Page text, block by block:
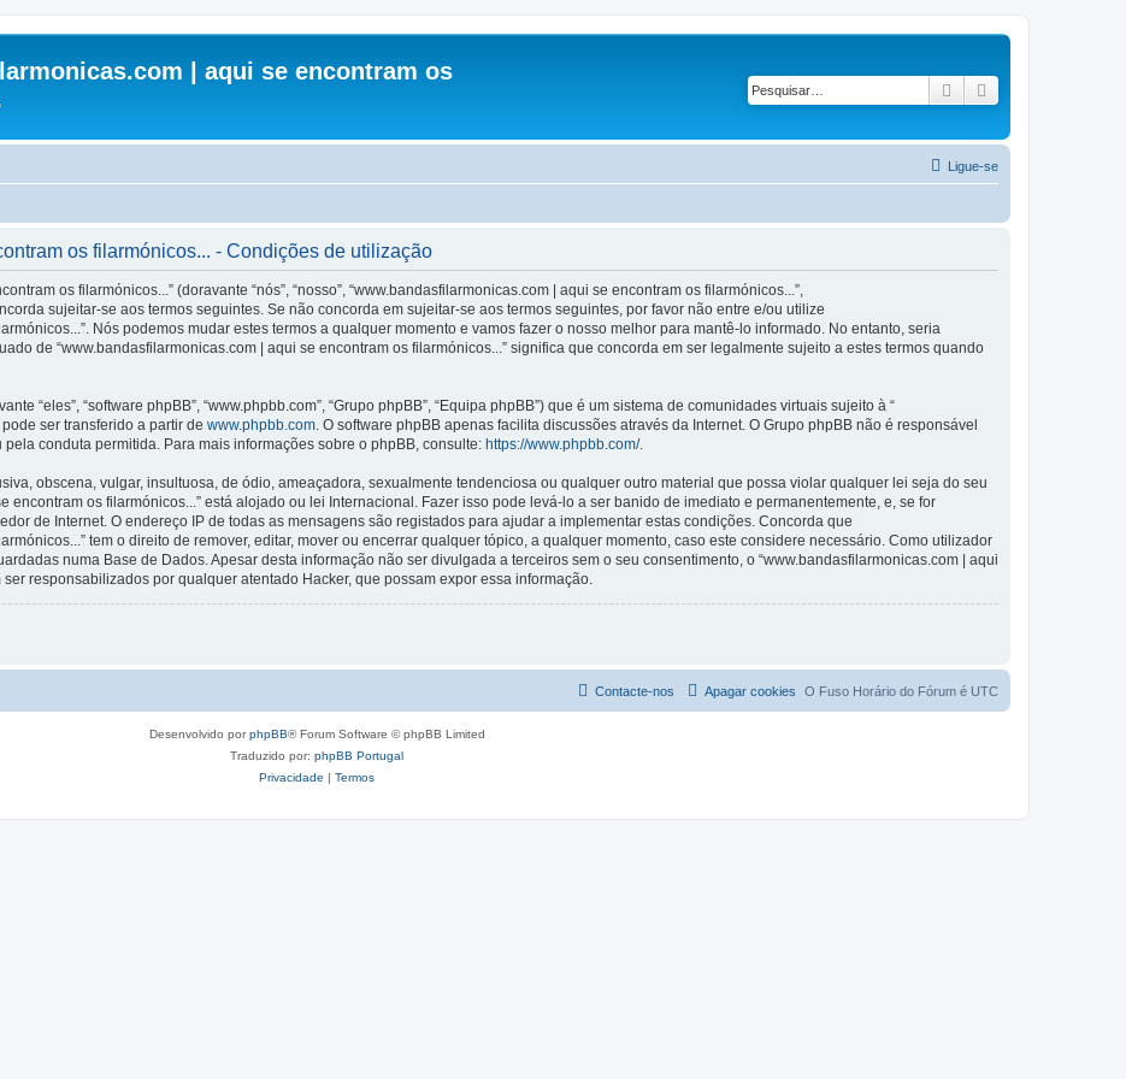
| aqui se encontram os
Pesquisar
Ligue-se
os filarmónicos... - Condições de utilização
os filarmónicos...” (doravante “nós”, “nosso”, “www.bandasfilarmonicas.com | aqui se encontram os filarmónicos...”,
sujeitar-se aos termos seguintes. Se não concorda em sujeitar-se aos termos seguintes, por favor não entre e/ou utilize
Nós podemos mudar estes termos a qualquer momento e vamos fazer o nosso melhor para mantê-lo informado. No entanto, seria
de “www.bandasfilarmonicas.com | aqui se encontram os filarmónicos...” significa que concorda em ser legalmente sujeito a estes termos quando
“eles”, “software phpBB”, “www.phpbb.com”, “Grupo phpBB”, “Equipa phpBB”) que é um sistema de comunidades virtuais sujeito à “
pode ser transferido a partir de www.phpbb.com . O software phpBB apenas facilita discussões através da Internet. O Grupo phpBB não é responsável
conduta permitida. Para mais informações sobre o phpBB, consulte: https://www.phpbb.com/.
obscena, vulgar, insultuosa, de ódio, ameaçadora, sexualmente tendenciosa ou qualquer outro material que possa violar qualquer lei seja do seu
encontram os filarmónicos...” está alojado ou lei Internacional. Fazer isso pode levá-lo a ser banido de imediato e permanentemente, e, se for
de Internet. O endereço IP de todas as mensagens são registados para ajudar a implementar estas condições. Concorda que
tem o direito de remover, editar, mover ou encerrar qualquer tópico, a qualquer momento, caso este considere necessário. Como utilizador
numa Base de Dados. Apesar desta informação não ser divulgada a terceiros sem o seu consentimento, o “www.bandasfilarmonicas.com | aqui
responsabilizados por qualquer atentado Hacker, que possam expor essa informação.
O Fuso Horário do Fórum é UTC
Apagar cookies
Contacte-nos
Desenvolvido porphpBB® Forum Software © phpBB Limited
Traduzido por: phpBB Portugal
Privacidade | Termos